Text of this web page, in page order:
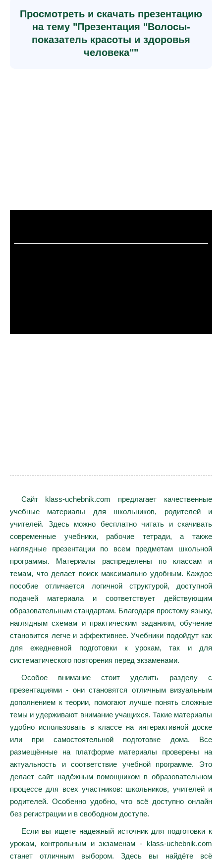
Просмотреть и скачать презентацию
на тему "Презентация "Волосы-
показатель красоты и здоровья
человека""
Сайт klass-uchebnik.com предлагает качественные
учебные материалы для школьников, родителей и
учителей. Здесь можно бесплатно читать и скачивать
современные учебники, рабочие тетради, а также
наглядные презентации по всем предметам школьной
программы. Материалы распределены по классам и
темам, что делает поиск максимально удобным. Каждое
пособие отличается логичной структурой, доступной
подачей материала и соответствует действующим
образовательным стандартам. Благодаря простому языку,
наглядным схемам и практическим заданиям, обучение
становится легче и эффективнее. Учебники подойдут как
для ежедневной подготовки к урокам, так и для
систематического повторения перед экзаменами.
Особое внимание стоит уделить разделу с
презентациями - они становятся отличным визуальным
дополнением к теории, помогают лучше понять сложные
темы и удерживают внимание учащихся. Такие материалы
удобно использовать в классе на интерактивной доске
или при самостоятельной подготовке дома. Все
размещённые на платформе материалы проверены на
актуальность и соответствие учебной программе. Это
делает сайт надёжным помощником в образовательном
процессе для всех участников: школьников, учителей и
родителей. Особенно удобно, что всё доступно онлайн
без регистрации и в свободном доступе.
Если вы ищете надежный источник для подготовки к
урокам, контрольным и экзаменам - klass-uchebnik.com
станет отличным выбором. Здесь вы найдёте всё